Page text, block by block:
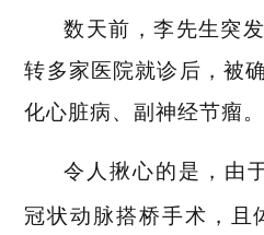
数天前 ，李先生突
转多家医院就诊后，被
化心脏病、副神经节瘤。
令人揪心的是，由
冠状动脉搭桥手术，且